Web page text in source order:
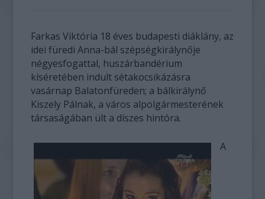
Farkas Viktória 18 éves budapesti diáklány, az
idei füredi Anna-bál szépségkirálynője
négyesfogattal, huszárbandérium
kíséretében indult sétakocsikázásra
vasárnap Balatonfüreden; a bálkirálynő
Kiszely Pálnak, a város alpolgármesterének
társaságában ült a díszes hintóra.
A